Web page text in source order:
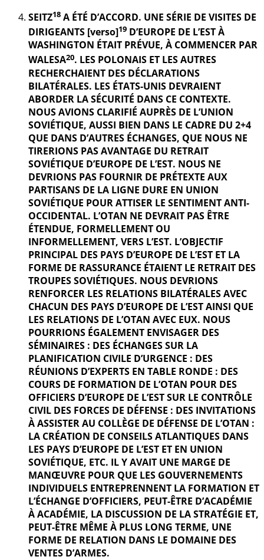
SEITZ18 A ÉTÉ D’ACCORD. UNE SÉRIE DE VISITES DE
DIRIGEANTS [verso]19 D’EUROPE DE L’EST À
WASHINGTON ÉTAIT PRÉVUE, À COMMENCER PAR
WALESA20. LES POLONAIS ET LES AUTRES
RECHERCHAIENT DES DÉCLARATIONS
BILATÉRALES. LES ÉTATS-UNIS DEVRAIENT
ABORDER LA SÉCURITÉ DANS CE CONTEXTE.
NOUS AVIONS CLARIFIÉ AUPRÈS DE L’UNION
SOVIÉTIQUE, AUSSI BIEN DANS LE CADRE DU 2+4
QUE DANS D’AUTRES ÉCHANGES, QUE NOUS NE
TIRERIONS PAS AVANTAGE DU RETRAIT
SOVIÉTIQUE D’EUROPE DE L’EST. NOUS NE
DEVRIONS PAS FOURNIR DE PRÉTEXTE AUX
PARTISANS DE LA LIGNE DURE EN UNION
SOVIÉTIQUE POUR ATTISER LE SENTIMENT ANTI-
OCCIDENTAL. L’OTAN NE DEVRAIT PAS ÊTRE
ÉTENDUE, FORMELLEMENT OU
INFORMELLEMENT, VERS L’EST. L’OBJECTIF
PRINCIPAL DES PAYS D’EUROPE DE L’EST ET LA
FORME DE RASSURANCE ÉTAIENT LE RETRAIT DES
TROUPES SOVIÉTIQUES. NOUS DEVRIONS
RENFORCER LES RELATIONS BILATÉRALES AVEC
CHACUN DES PAYS D’EUROPE DE L’EST AINSI QUE
LES RELATIONS DE L’OTAN AVEC EUX. NOUS
POURRIONS ÉGALEMENT ENVISAGER DES
SÉMINAIRES : DES ÉCHANGES SUR LA
PLANIFICATION CIVILE D’URGENCE : DES
RÉUNIONS D’EXPERTS EN TABLE RONDE : DES
COURS DE FORMATION DE L’OTAN POUR DES
OFFICIERS D’EUROPE DE L’EST SUR LE CONTRÔLE
CIVIL DES FORCES DE DÉFENSE : DES INVITATIONS
À ASSISTER AU COLLÈGE DE DÉFENSE DE L’OTAN :
LA CRÉATION DE CONSEILS ATLANTIQUES DANS
LES PAYS D’EUROPE DE L’EST ET EN UNION
SOVIÉTIQUE, ETC. IL Y AVAIT UNE MARGE DE
MANŒUVRE POUR QUE LES GOUVERNEMENTS
INDIVIDUELS ENTREPRENNENT LA FORMATION ET
L’ÉCHANGE D’OFFICIERS, PEUT-ÊTRE D’ACADÉMIE
À ACADÉMIE, LA DISCUSSION DE LA STRATÉGIE ET,
PEUT-ÊTRE MÊME À PLUS LONG TERME, UNE
FORME DE RELATION DANS LE DOMAINE DES
VENTES D’ARMES.